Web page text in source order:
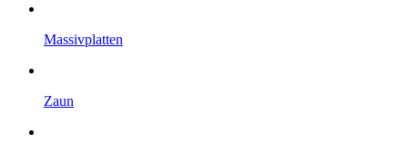
Massiv­platten
Zaun